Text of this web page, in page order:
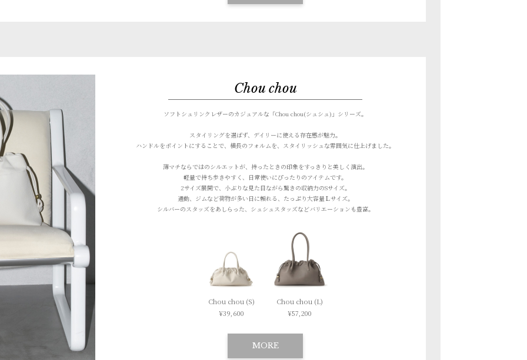
Chou chou
ソフトシュリンクレザーのカジュアルな 「Chou chou(シュシュ)」シリーズ。
スタイリングを選ばず、デイリーに使える存在感が魅力。
ハンドルをポイントにすることで、横長のフォルムを、 スタイリッシュな雰囲気に仕上げました。
薄マチならではのシルエットが、 持ったときの印象をすっきりと美しく演出。
軽量で持ち歩きやすく、日常使いにぴったりのアイテムです。
2サイズ展開で、小ぶりな見た目ながら驚きの収納力のSサイズ。
通勤、ジムなど荷物が多い日に頼れる、たっぷり大容量Ｌサイズ。
シルバーのスタッズをあしらった、 シュシュスタッズなどバリエーションも豊富。
Chou chou (S)
¥39,600
Chou chou (L)
¥57,200
MORE